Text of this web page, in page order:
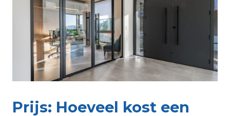
Prijs: Hoeveel kost een